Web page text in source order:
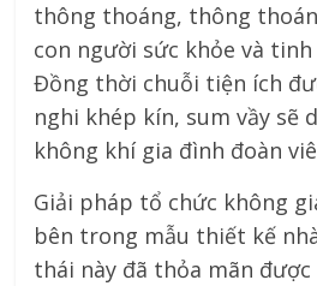
thông thoáng, thông
con người sức khỏe và
Đồng thời chuỗi tiện ích
nghi khép kín, sum vầy sẽ
không khí gia đình đoàn
Giải pháp tổ chức không
bên trong mẫu thiết kế
thái này đã thỏa mãn